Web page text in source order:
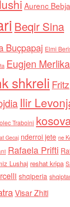
Aurenc Bebja
Beqir Sina
Buçpapaj Elmi
Eugjen Merlika
shkreli Fritz
Ilir
Traboini
Gecaj nderroi jete ne
Rafaela Prifti
Lushaj reshat kripa
shqiperia
Visar Zhiti